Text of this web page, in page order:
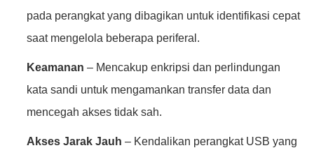
pada perangkat yang dibagikan untuk identifikasi cepat
saat mengelola beberapa periferal.
Keamanan – Mencakup enkripsi dan perlindungan
kata sandi untuk mengamankan transfer data dan
mencegah akses tidak sah.
Akses Jarak Jauh – Kendalikan perangkat USB yang